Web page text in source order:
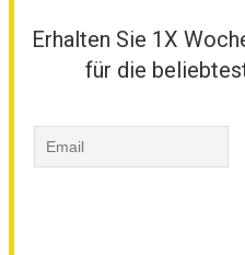
Erhalten Sie 1X
für die